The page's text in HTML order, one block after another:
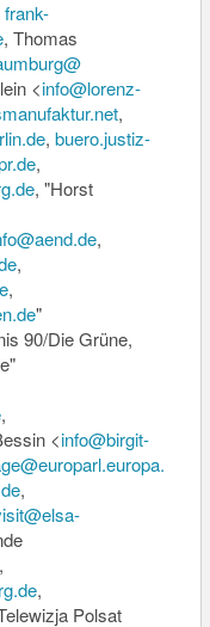
frank-
, Thomas
<info@lorenz-
,
, buero.justiz-
,
, "Horst
,
,
,
"
90/Die Grüne,
,
<info@birgit-
,
,
Polsat